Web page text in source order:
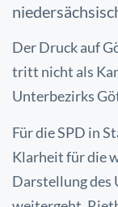
Der Druck auf
tritt nicht als
Unterbezirks
Für die SPD in
Klarheit für die
Darstellung des